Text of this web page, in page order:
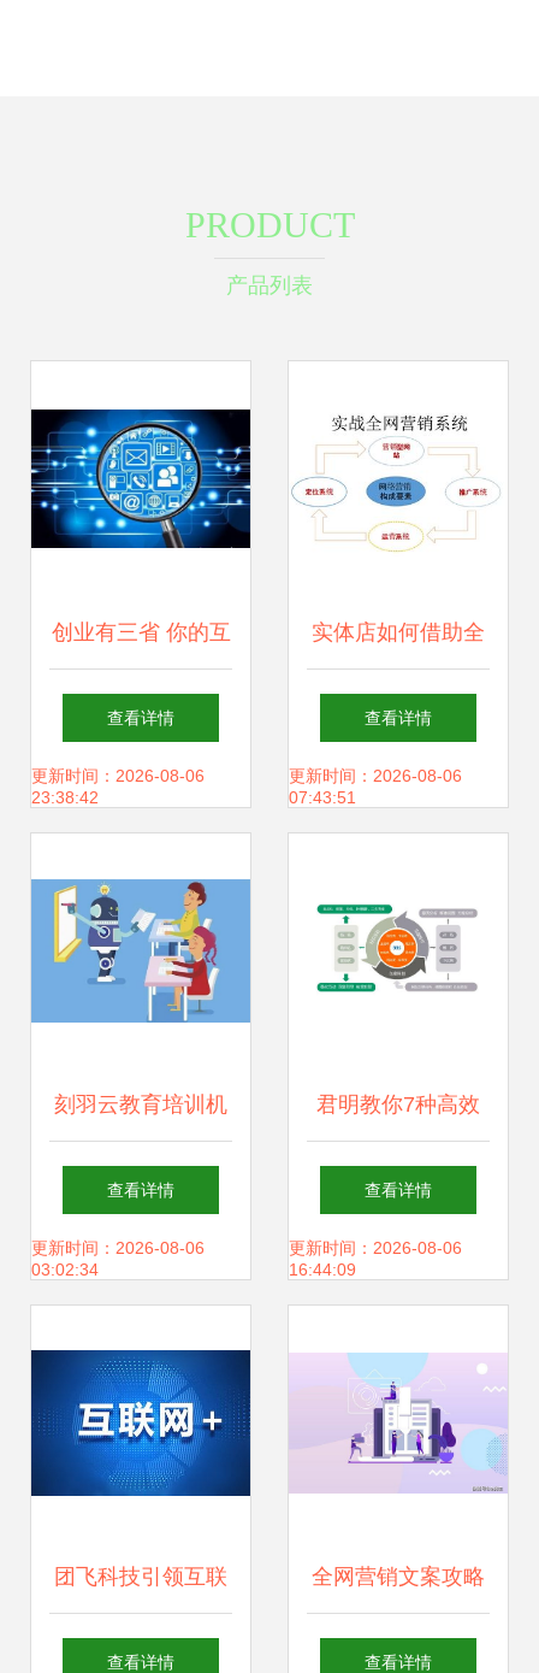
PRODUCT
产品列表
创业有三省 你的互
联网上网服务模式
选对了吗？
查看详情
更新时间：2026-08-06
23:38:42
实体店如何借助全
网营销推广公司，
实现互联网时代的
查看详情
更新时间：2026-08-06
07:43:51
刻羽云教育培训机
构网络营销全攻略
以动漫产品为引
热潮
查看详情
更新时间：2026-08-06
03:02:34
君明教你7种高效
网络营销方式，利
用信息网络经营动
查看详情
更新时间：2026-08-06
16:44:09
团飞科技引领互联
网大数据时代，精
查看详情
全网营销文案攻略
精准触达互联网上
查看详情